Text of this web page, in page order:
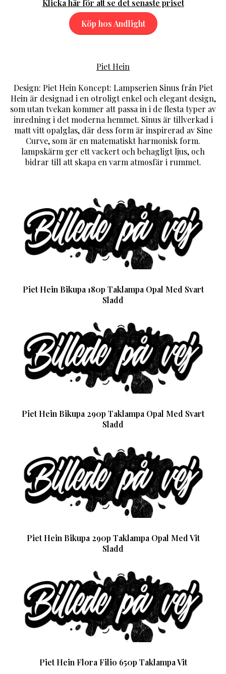
Klicka här för att se det senaste priset
Köp hos Andlight
Piet Hein
Design: Piet Hein Koncept: Lampserien Sinus från Piet
Hein är designad i en otroligt enkel och elegant design,
som utan tvekan kommer att passa in i de flesta typer av
inredning i det moderna hemmet. Sinus är tillverkad i
matt vitt opalglas, där dess form är inspirerad av Sine
Curve, som är en matematiskt harmonisk form.
lampskärm ger ett vackert och behagligt ljus, och
bidrar till att skapa en varm atmosfär i rummet.
Piet Hein Bikupa 180p Taklampa Opal Med Svart
Sladd
Piet Hein Bikupa 290p Taklampa Opal Med Svart
Sladd
Piet Hein Bikupa 290p Taklampa Opal Med Vit
Sladd
Piet Hein Flora Filio 650p Taklampa Vit